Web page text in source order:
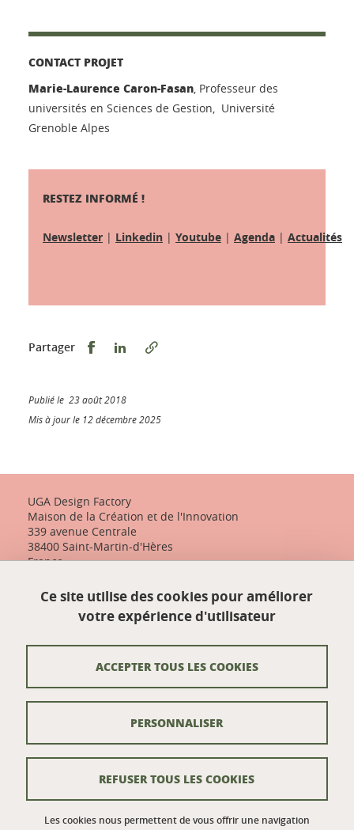
CONTACT PROJET
Marie-Laurence Caron-Fasan, Professeur des
universités en Sciences de Gestion, Université
Grenoble Alpes
RESTEZ INFORMÉ !
Newsletter | Linkedin | Youtube | Agenda | Actualités
Partager Partager sur Facebook
Partager sur LinkedIn
Publié le 23 août 2018
Mis à jour le 12 décembre 2025
UGA Design Factory
Maison de la Création et de l'Innovation
339 avenue Centrale
38400 Saint-Martin-d'Hères
France
+33 (0)4 57 04 10 55
designfactory-contact@univ-grenoble-alpes.fr
Nos actualités
Contact
Venir à UGA Design Factory
Crédits
Mentions légales
Données personnelles
Ce site utilise des cookies pour améliorer
votre expérience d'utilisateur
Les cookies nous permettent de vous offrir une navigation
ACCEPTER TOUS LES COOKIES
REFUSER TOUS LES COOKIES
PERSONNALISER